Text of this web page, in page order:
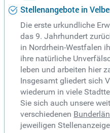
Stellenangebote in
Die erste urkundliche
das 9. Jahrhundert
in Nordrhein-Westfalen
ihre natürliche
leben und arbeiten hier
Insgesamt gliedert sich
wiederum in viele
Sie sich auch unsere
verschiedenen
jeweiligen